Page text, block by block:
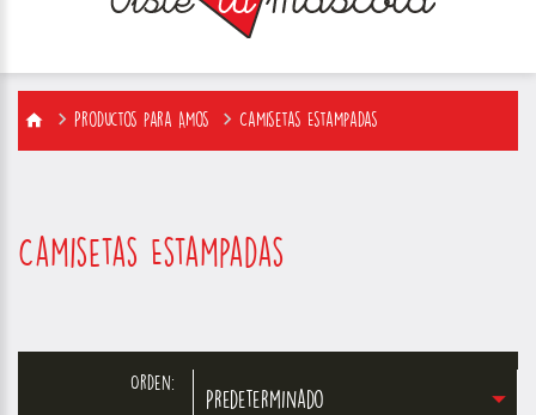
Productos para Amos Camisetas Estampadas
Camisetas Estampadas
Orden:
Predeterminado